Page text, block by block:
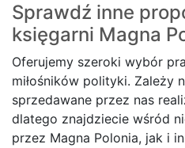
Sprawdź inne
księgarni Magna
Oferujemy szeroki wybór
miłośników polityki. Zależy
sprzedawane przez nas
dlatego znajdziecie wśród
przez Magna Polonia, jak i